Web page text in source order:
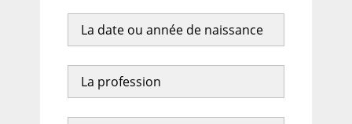
La date ou année de naissance
La profession